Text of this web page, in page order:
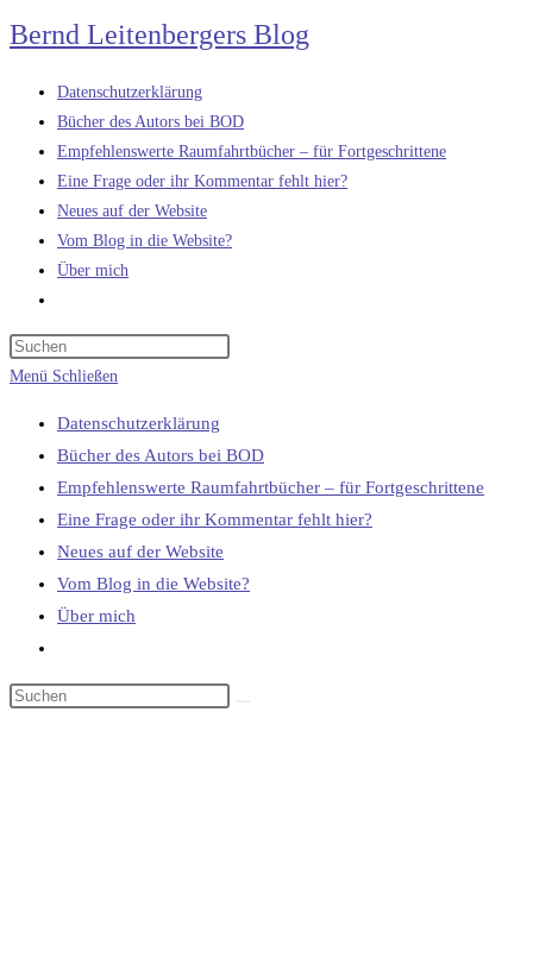
Zum
Inhalt
springen
Bernd Leitenbergers Blog
Datenschutzerklärung
Bücher des Autors bei BOD
Empfehlenswerte Raumfahrtbücher – für Fortgeschrittene
Eine Frage oder ihr Kommentar fehlt hier?
Neues auf der Website
Vom Blog in die Website?
Über mich
umschalten
Menü Schließen
Datenschutzerklärung
Bücher des Autors bei BOD
Empfehlenswerte Raumfahrtbücher – für Fortgeschrittene
Eine Frage oder ihr Kommentar fehlt hier?
Neues auf der Website
Vom Blog in die Website?
Über mich
umschalten